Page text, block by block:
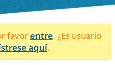
favorentre. ¿Es usuario
aquí.